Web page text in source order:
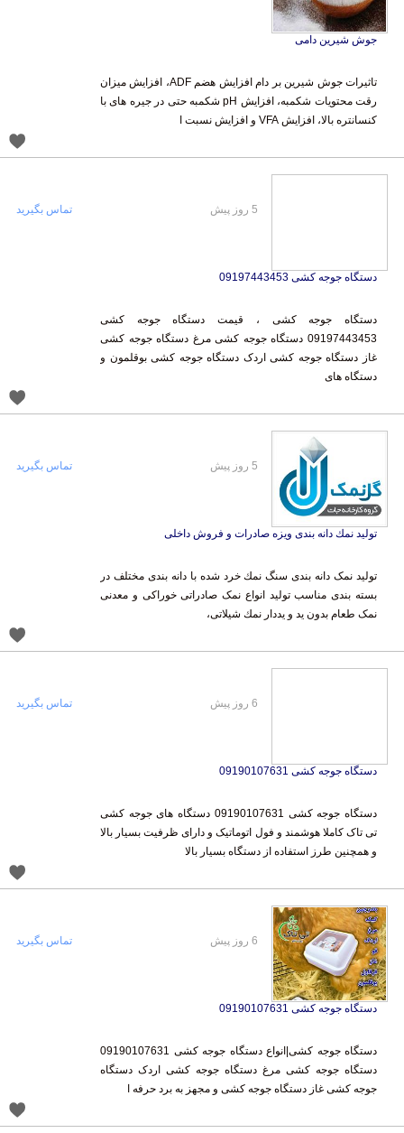
جوش شیرین دامی
تاثیرات جوش شیرین بر دام افزایش هضم ADF، افزایش میزان
رقت محتویات شکمبه، افزایش pH شکمبه حتی در جیره های با
کنسانتره بالا، افزایش VFA و افزایش نسبت ا
دستگاه جوجه کشی 09197443453
دستگاه جوجه کشی ، قیمت دستگاه جوجه کشی
09197443453 دستگاه جوجه کشی مرغ دستگاه جوجه کشی
غاز دستگاه جوجه کشی اردک دستگاه جوجه کشی بوقلمون و
دستگاه های
5 روز پیش تماس بگیرید
تولید نمك دانه بندی ویزه صادرات و فروش داخلی
تولید نمک دانه بندی سنگ نمك خرد شده با دانه بندی مختلف در
بسته بندی مناسب تولید انواع نمک صادراتی خوراکی و معدنی
نمک طعام بدون ید و یددار نمك شیلاتی،
5 روز پیش تماس بگیرید
دستگاه جوجه کشی 09190107631
دستگاه جوجه کشی 09190107631 دستگاه های جوجه کشی
تی تاک کاملا هوشمند و فول اتوماتیک و دارای ظرفیت بسیار بالا
و همچنین طرز استفاده از دستگاه بسیار بالا
6 روز پیش تماس بگیرید
دستگاه جوجه کشی 09190107631
دستگاه جوجه کشی|انواع دستگاه جوجه کشی 09190107631
دستگاه جوجه کشی مرغ دستگاه جوجه کشی اردک دستگاه
جوجه کشی غاز دستگاه جوجه کشی و مجهز به برد حرفه ا
6 روز پیش تماس بگیرید